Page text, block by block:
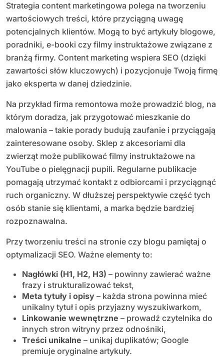
Strategia content marketingowa polega na tworzeniu
wartościowych treści, które przyciągną uwagę
potencjalnych klientów. Mogą to być artykuły blogowe,
poradniki, e-booki czy filmy instruktażowe związane z
branżą firmy. Content marketing wspiera SEO (dzięki
zawartości słów kluczowych) i pozycjonuje Twoją firmę
jako eksperta w danej dziedzinie.
Na przykład firma remontowa może prowadzić blog, na
którym doradza, jak przygotować mieszkanie do
malowania – takie porady budują zaufanie i przyciągają
zainteresowane osoby. Sklep z akcesoriami dla
zwierząt może publikować filmy instruktażowe na
YouTube o pielęgnacji pupili. Regularne publikacje
pomagają utrzymać kontakt z odbiorcami i przyciągnąć
ruch organiczny. W dłuższej perspektywie część tych
osób stanie się klientami, a marka będzie bardziej
rozpoznawalna.
Przy tworzeniu treści na stronie czy blogu pamiętaj o
optymalizacji SEO. Ważne elementy to:
Nagłówki (H1, H2, H3) – powinny zawierać ważne
frazy i strukturalizować tekst,
Meta tytuły i opisy – każda strona powinna mieć
unikalny tytuł i opis przyjazny wyszukiwarkom,
Linkowanie wewnętrzne – prowadź czytelnika do
innych stron witryny przez odnośniki,
Treści unikalne – unikaj duplikatów; Google
premiuje oryginalne artykuły.